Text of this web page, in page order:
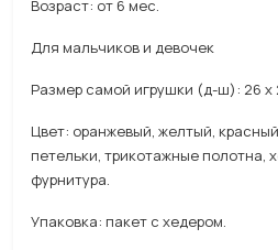
Возраст: от 6 мес.
Для мальчиков и девочек
Размер самой игрушки (д-ш): 26 х
Цвет: оранжевый, желтый,
петельки, трикотажные полотна,
фурнитура.
Упаковка: пакет с хедером.